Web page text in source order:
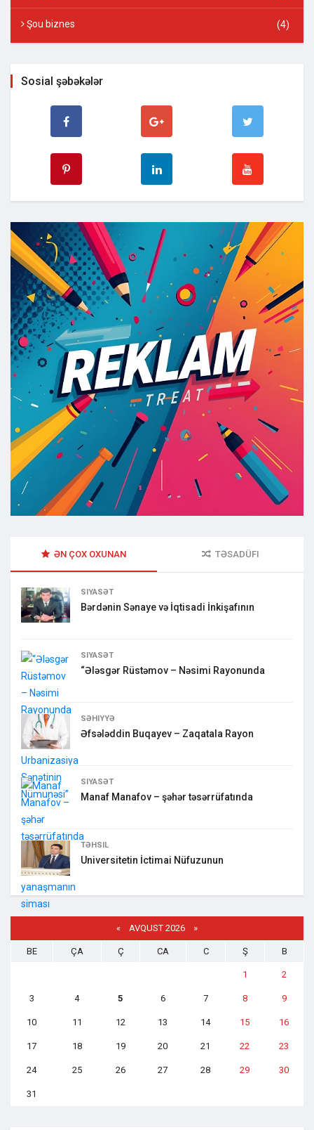
Şou biznes (4)
Sosial şəbəkələr
ƏN ÇOX OXUNAN TƏSADÜFI
SIYASƏT
Bərdənin Sənaye və İqtisadi İnkişafının
SIYASƏT
“Ələsgər Rüstəmov – Nəsimi Rayonunda
SƏHIYYƏ
Əfsələddin Buqayev – Zaqatala Rayon
SIYASƏT
Manaf Manafov – şəhər təsərrüfatında
TƏHSIL
Universitetin İctimai Nüfuzunun
« AVQUST 2026 »
BE ÇA Ç CA C Ş B
1 2
3 4 5 6 7 8 9
10 11 12 13 14 15 16
17 18 19 20 21 22 23
24 25 26 27 28 29 30
31